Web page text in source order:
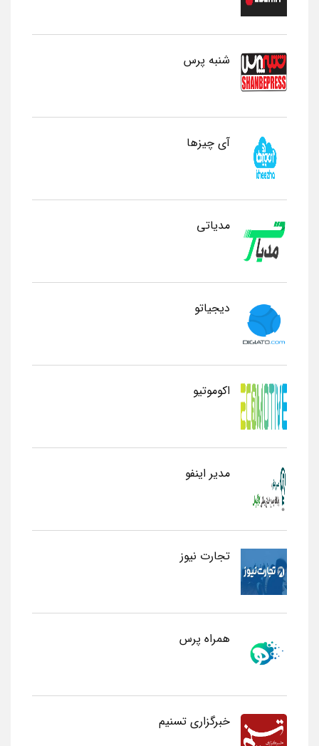
شنبه پرس
آی چیزها
مدیاتی
دیجیاتو
اکوموتیو
مدیر اینفو
تجارت نیوز
همراه پرس
خبرگزاری تسنیم